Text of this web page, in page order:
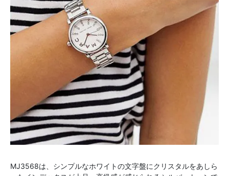
MJ3568は、シンプルなホワイトの文字盤にクリスタルをあしら